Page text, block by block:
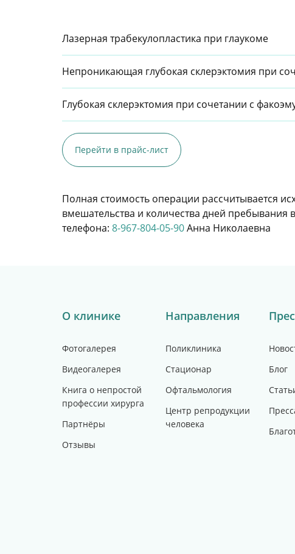
Лазерная трабекулопластика при глаукоме
Непроникающая глубокая склерэктомия при
Глубокая склерэктомия при сочетании с
Перейти в прайс-лист
Полная стоимость операции рассчитывается
вмешательства и количества дней
телефона: 8-967-804-05-90Анна Николаевна
О клинике
Фотогалерея
Видеогалерея
Книга о непростой
профессии хирурга
Партнёры
Отзывы
Направления
Поликлиника
Стационар
Офтальмология
Центр репродукции
человека
Блог